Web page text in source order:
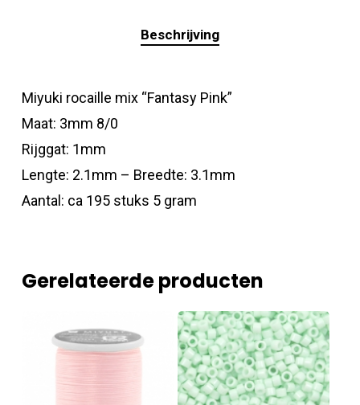
Beschrijving
Miyuki rocaille mix “Fantasy Pink”
Maat: 3mm 8/0
Rijggat: 1mm
Lengte: 2.1mm – Breedte: 3.1mm
Aantal: ca 195 stuks 5 gram
Gerelateerde producten